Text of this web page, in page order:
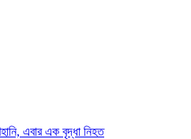
এবার এক বৃদ্ধা নিহত